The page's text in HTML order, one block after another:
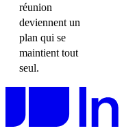
réunion
deviennent un
plan qui se
maintient tout
seul.